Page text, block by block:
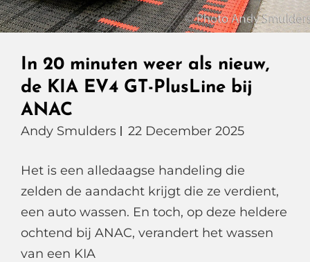
In 20 minuten weer als nieuw,
de KIA EV4 GT-PlusLine bij
ANAC
Andy Smulders 22 December 2025
Het is een alledaagse handeling die
zelden de aandacht krijgt die ze verdient,
een auto wassen. En toch, op deze heldere
ochtend bij ANAC, verandert het wassen
van een KIA